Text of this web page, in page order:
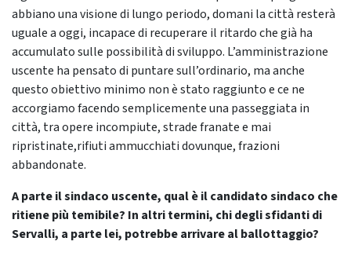
abbiano una visione di lungo periodo, domani la città resterà
uguale a oggi, incapace di recuperare il ritardo che già ha
accumulato sulle possibilità di sviluppo. L’amministrazione
uscente ha pensato di puntare sull’ordinario, ma anche
questo obiettivo minimo non è stato raggiunto e ce ne
accorgiamo facendo semplicemente una passeggiata in
città, tra opere incompiute, strade franate e mai
ripristinate,rifiuti ammucchiati dovunque, frazioni
abbandonate.
A parte il sindaco uscente, qual è il candidato sindaco che
ritiene più temibile? In altri termini, chi degli sfidanti di
Servalli, a parte lei, potrebbe arrivare al ballottaggio?